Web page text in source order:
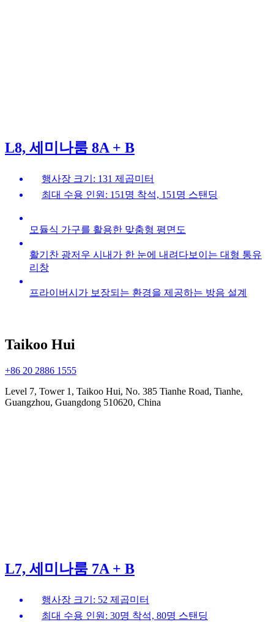
L8, 세미나룸 8A + B
행사장 크기: 131 제곱미터
최대 수용 인원: 151명 착석, 151명 스탠딩
모듈식 가구를 활용한 맞춤형 평면도
활기찬 광저우 시내가 한 눈에 내려다보이는 대형 통유
리창
프라이버시가 보장되는 환경을 제공하는 방음 설계
Taikoo Hui
+86 20 2886 1555
Level 7, Tower 1, Taikoo Hui, No. 385 Tianhe Road, Tianhe,
Guangzhou, Guangdong 510620, China
L7, 세미나룸 7A + B
행사장 크기: 52 제곱미터
최대 수용 인원: 30명 착석, 80명 스탠딩